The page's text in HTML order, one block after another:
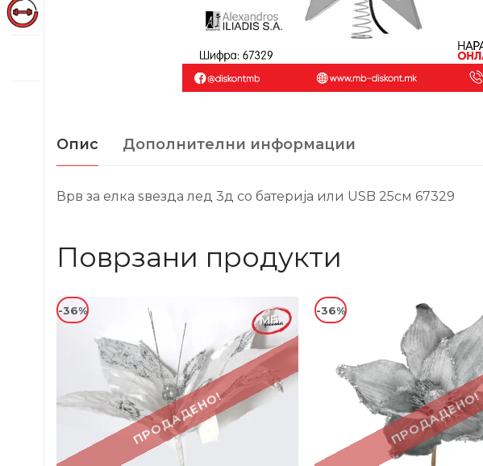
Опис Дополнителни информации
Врв за елка ѕвезда лед 3д со батерија или USB 25см 67329
Поврзани продукти
ПРОДАДЕНО!
-36%
ПРОДАДЕНО!
-36%